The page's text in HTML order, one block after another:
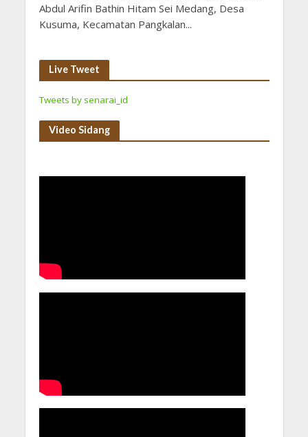
Abdul Arifin Bathin Hitam Sei Medang, Desa
Kusuma, Kecamatan Pangkalan...
Live Tweet
Tweets by senarai_id
Video Sidang